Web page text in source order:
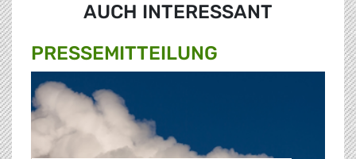
AUCH INTERESSANT
PRESSE­MITTEILUNG